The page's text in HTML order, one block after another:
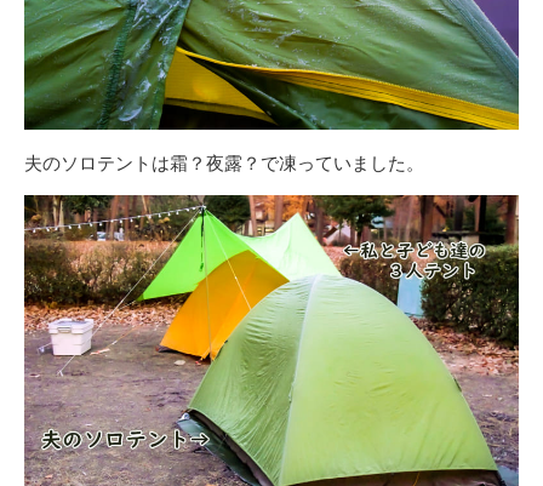
夫のソロテントは霜？夜露？で凍っていました。